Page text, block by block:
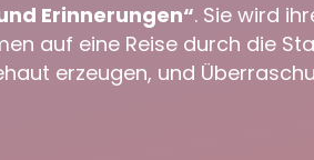
Erinnerungen“. Sie wird
auf eine Reise durch die
erzeugen, und